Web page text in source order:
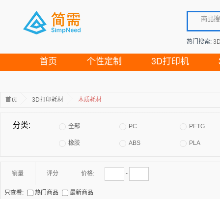
热门搜索:
首页 个性定制 3D打印机
首页 3D打印耗材 木质耗材
分类: 全部 PC PETG
橡胶 ABS PLA
销量 评分 价格: -
只查看: 热门商品 最新商品